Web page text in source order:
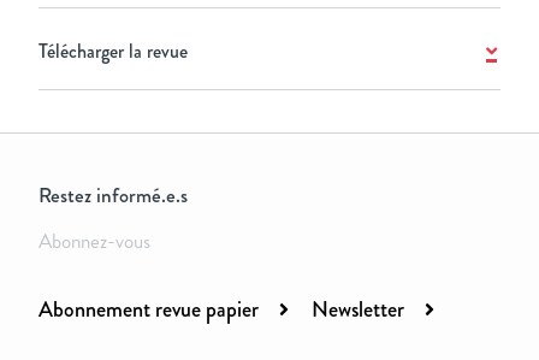
Télécharger la revue
Restez informé.e.s
Abonnez-vous
Abonnement revue papier Newsletter